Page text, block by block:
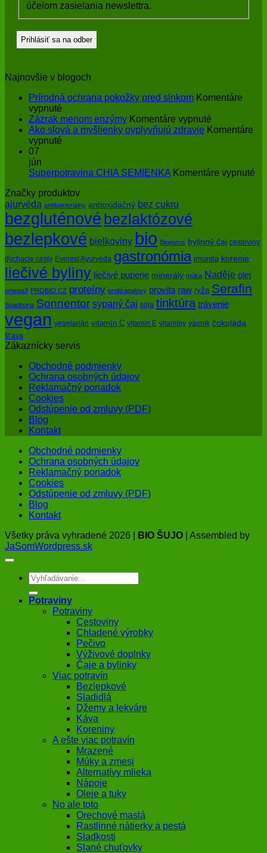
účelom zasielania newslettra.
Najnovšie v blogoch
Prírodná ochrana pokožky pred slnkom Komentáre
vypnuté
Prírodná
ochrana
Zázrak menom enzýmy Komentáre vypnuté
Zázrak
Ako slová a myšlienky ovplyvňujú zdravie Komentáre
vypnuté
a
ovplyvňujú
zdravie
07
jún
Superpotravina CHIA SEMIENKA Komentáre vypnuté
Značky produktov
ajurvéda antibakteriálny antioxidačný bez cukru
bezgluténové bezlaktózové
bezlepkové bielkoviny bio Biopurus bylinný čaj cestoviny
dýchacie cesty Everest Ayurveda gastronómia imunita korenie
liečivé byliny liečivé pupene minerály múka Naděje olej
omega3 PROBIO CZ proteíny protizápalový provita raw ryža Serafin
Soaphoria Sonnentor sypaný čaj sója tinktúra trávenie
vegan vegetarián vitamín C vitamín E vitamíny vápnik čokoláda
šťava
Zákaznícky servis
Obchodné podmienky
Ochrana osobných údajov
Reklamačný poriadok
Cookies
Odstúpenie od zmluvy (PDF)
Blog
Kontakt
Obchodné podmienky
Ochrana osobných údajov
Reklamačný poriadok
Cookies
Odstúpenie od zmluvy (PDF)
Blog
Kontakt
Všetky práva vyhradené 2026 |
BIO ŠUJO | Assembled by
JaSomWordpress.sk
Hľadať:
Potraviny
Potraviny
Cestoviny
Chladené výrobky
Pečivo
Výživové doplnky
Čaje a bylinky
Viac potravín
Bezlepkové
Sladidlá
Džemy a lekváre
Káva
Koreniny
A ešte viac potravín
Mrazené
Múky a zmesi
Alternatívy mlieka
Nápoje
Oleje a tuky
No ale toto
Orechové maslá
Rastlinné nátierky a pestá
Sladkosti
Slané chuťovky